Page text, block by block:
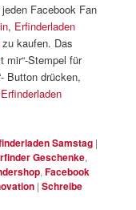
Facebook Fan
, Erfinderladen
zu kaufen. Das
mir“-Stempel für
Button drücken,
Erfinderladen
Samstag |
Geschenke,
,Facebook
|Schreibe